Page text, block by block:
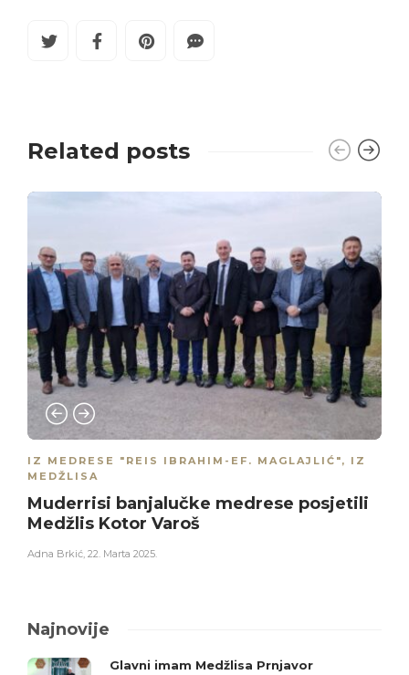
Related posts
IZ MEDRESE "REIS IBRAHIM-EF. MAGLAJLIĆ", IZ
MEDŽLISA
Muderrisi banjalučke medrese posjetili
Medžlis Kotor Varoš
Adna Brkić 22. Marta 2025.
Najnovije
Glavni imam Medžlisa Prnjavor